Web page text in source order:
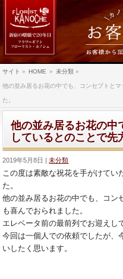
サイト » HOME » 未分類 »
他の並み居るお花の中でも、コンセプトと
た。
他の並み居るお花の中
しているとのことで先
2019年5月8日 未分類
この度は素敵な祝花を手がけてい
た。
他の並み居るお花の中でも、
コン
も喜んでおられました。
エレベータ前の最前列でお迎えし
今回は一個人での依頼でしたが、
いしたく思います。